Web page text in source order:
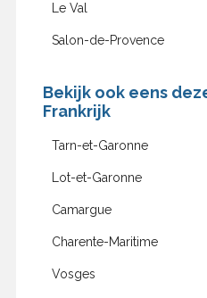
Le Val
Salon-de-Provence
Bekijk ook eens
Frankrijk
Tarn-et-Garonne
Lot-et-Garonne
Camargue
Charente-Maritime
Vosges